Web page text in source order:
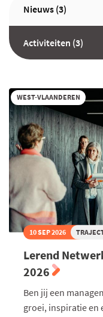
Nieuws (3)
Activiteiten (3)
WEST-VLAANDEREN
10 SEP 2026
Lerend
2026
Ben jij een
groei, inspiratie en